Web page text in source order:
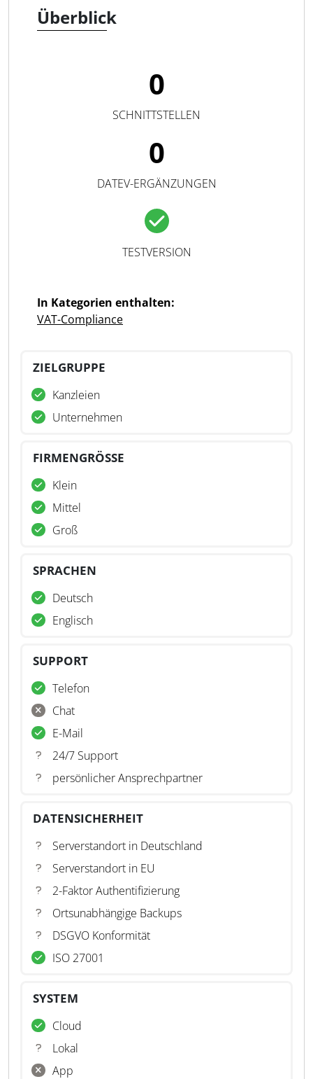
Überblick
0
SCHNITTSTELLEN
0
DATEV-ERGÄNZUNGEN
TESTVERSION
In Kategorien enthalten:
VAT-Compliance
ZIELGRUPPE
Kanzleien
Unternehmen
FIRMENGRÖSSE
Klein
Mittel
Groß
SPRACHEN
Deutsch
Englisch
SUPPORT
Telefon
Chat
E-Mail
24/7 Support
persönlicher Ansprechpartner
DATENSICHERHEIT
Serverstandort in Deutschland
Serverstandort in EU
2-Faktor Authentifizierung
Ortsunabhängige Backups
DSGVO Konformität
ISO 27001
SYSTEM
Cloud
Lokal
App